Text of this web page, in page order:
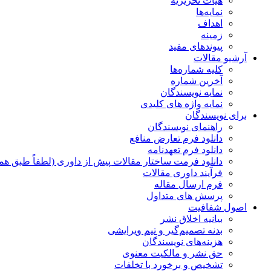
نمایه‌ها
اهداف
زمینه
پیوندهای مفید
آرشیو مقالات
کلیه شماره‌ها
آخرین شماره
نمایه نویسندگان
نمایه واژه های کلیدی
برای نویسندگان
راهنمای نویسندگان
دانلود فرم تعارض منافع
دانلود فرم تعهدنامه
دانلود فرمت ساختار مقالات پیش از داوری (لطفاً طبق
فرآیند داوری مقالات
فرم ارسال مقاله
پرسش های متداول
اصول شفافیت
بیانیه اخلاق نشر
بدنه تصمیم‌گیر و تیم ویرایشی
هزینه‌های نویسندگان
حق نشر و مالکیت معنوی
تشخیص و برخورد با تخلفات